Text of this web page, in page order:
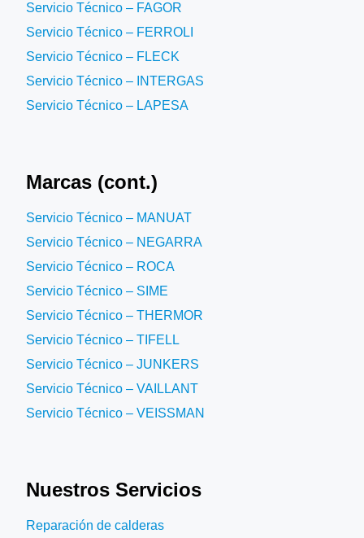
Servicio Técnico – FAGOR
Servicio Técnico – FERROLI
Servicio Técnico – FLECK
Servicio Técnico – INTERGAS
Servicio Técnico – LAPESA
Marcas (cont.)
Servicio Técnico – MANUAT
Servicio Técnico – NEGARRA
Servicio Técnico – ROCA
Servicio Técnico – SIME
Servicio Técnico – THERMOR
Servicio Técnico – TIFELL
Servicio Técnico – JUNKERS
Servicio Técnico – VAILLANT
Servicio Técnico – VEISSMAN
Nuestros Servicios
Reparación de calderas